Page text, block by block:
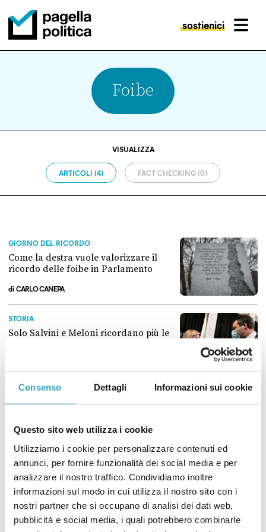
Consenso Dettagli Informazioni sui cookie
Questo sito web utilizza i cookie
Utilizziamo i cookie per personalizzare contenuti ed
annunci, per fornire funzionalità dei social media e per
analizzare il nostro traffico. Condividiamo inoltre
informazioni sul modo in cui utilizza il nostro sito con i
nostri partner che si occupano di analisi dei dati web,
pubblicità e social media, i quali potrebbero combinarle
Pagella Politica Logo
sostienici MENU
Foibe
VISUALIZZA
ARTICOLI (4) FACT CHECKING (0)
GIORNO DEL RICORDO
Come la destra vuole valorizzare il
ricordo delle foibe in Parlamento
diCARLO CANEPA
STORIA
Solo Salvini e Meloni ricordano più le
Solo Salvini e Meloni ricordano più le foibe della Shoah sui social
GIORNATA DELLA MEMORIA
Sui social dei politici le foibe sono
Sui social dei politici le foibe sono passate di moda
STORIA
Sui social i politici parlano delle foibe
molto più che della Shoah
REDAZIONE